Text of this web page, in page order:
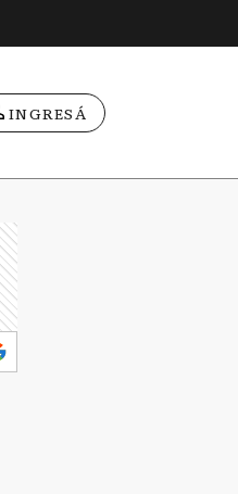
INGRESÁ